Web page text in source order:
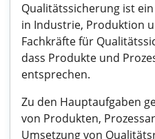
Qualitätssicherung ist
in Industrie, Produktion
Fachkräfte für
dass Produkte und
entsprechen.
Zu den Hauptaufgaben
von Produkten,
Umsetzung von